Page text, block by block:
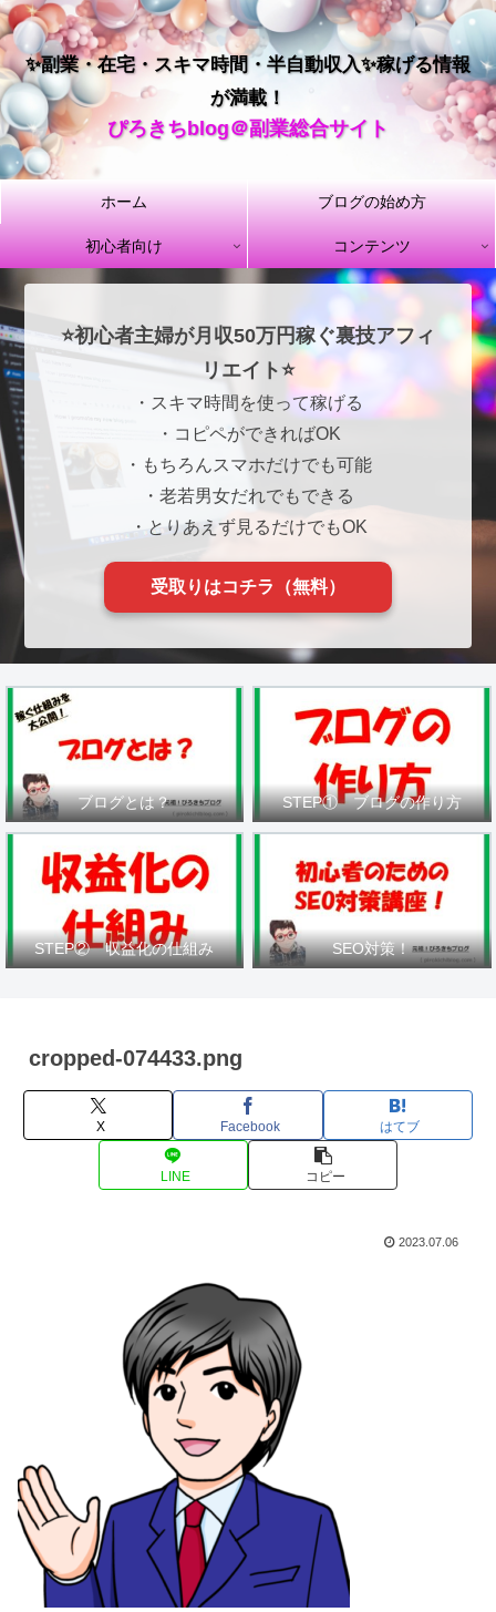
✨副業・在宅・スキマ時間・半自動収入✨稼げる情報
が満載！
ぴろきちblog＠副業総合サイト
ホーム ブログの始め方
初心者向け コンテンツ
⭐初心者主婦が月収50万円稼ぐ裏技アフィ
リエイト⭐
・スキマ時間を使って稼げる
・コピペができればOK
・もちろんスマホだけでも可能
・老若男女だれでもできる
・とりあえず見るだけでもOK
受取りはコチラ（無料）
ブログとは？ STEP① ブログの作り方
STEP② 収益化の仕組み SEO対策！
cropped-074433.png
X Facebook はてブ
LINE コピー
2023.07.06